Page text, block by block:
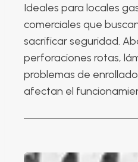
Ideales para locales
comerciales que
sacrificar seguridad.
perforaciones rotas,
problemas de
afectan el